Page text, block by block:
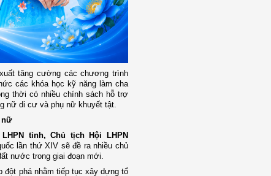
tăng cường các chương trình
các khóa học kỹ năng làm cha
thời có nhiều chính sách hỗ trợ
nữ di cư và phụ nữ khuyết tật.
nữ
tỉnh, Chủ tịch Hội LHPN
lần thứ XIV sẽ đề ra nhiều chủ
nước trong giai đoạn mới.
đột phá nhằm tiếp tục xây dựng tổ